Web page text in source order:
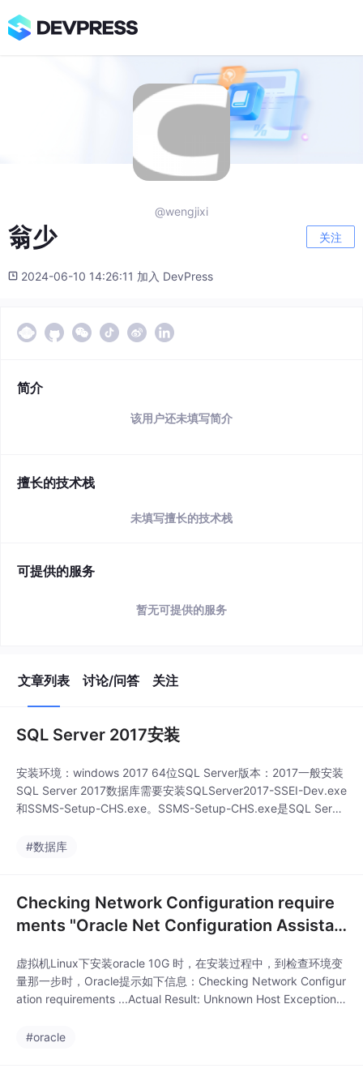
@wengjixi
翁少 关注
2024-06-10 14:26:11 加入 DevPress
简介
该用户还未填写简介
擅长的技术栈
未填写擅长的技术栈
可提供的服务
暂无可提供的服务
文章列表 讨论/问答 关注
SQL Server 2017安装
安装环境：windows 2017 64位SQL Server版本：2017一般安装
SQL Server 2017数据库需要安装SQLServer2017-SSEI-Dev.exe
和SSMS-Setup-CHS.exe。SSMS-Setup-CHS.exe是SQL Serve
境，它将查询分析器和服务管理器的各种功能
#数据库
Checking Network Configuration require
ments "Oracle Net Configuration Assistan
虚拟机Linux下安装oracle 10G 时，在安装过程中，到检查环境变
量那一步时，Oracle提示如下信息：Checking Network Configur
ation requirements ...Actual Result: Unknown Host Exception h
#oracle